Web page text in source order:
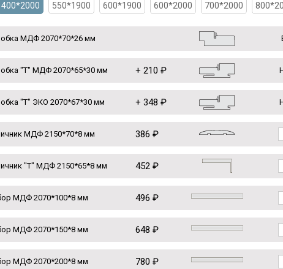
400*2000 550*1900 600*1900 600*2000 700*2000
МДФ 2070*70*26 мм
"Т" МДФ 2070*65*30 мм + 210 ₽
"Т" ЭКО 2070*67*30 мм + 348 ₽
МДФ 2150*70*8 мм 386 ₽
"Т" МДФ 2150*65*8 мм 452 ₽
МДФ 2070*100*8 мм 496 ₽
МДФ 2070*150*8 мм 648 ₽
МДФ 2070*200*8 мм 780 ₽